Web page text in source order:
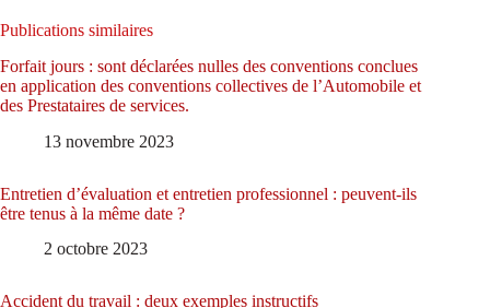
Publications similaires
Forfait jours : sont déclarées nulles des conventions conclues
en application des conventions collectives de l’Automobile et
des Prestataires de services.
13 novembre 2023
Entretien d’évaluation et entretien professionnel : peuvent-ils
être tenus à la même date ?
2 octobre 2023
Accident du travail : deux exemples instructifs